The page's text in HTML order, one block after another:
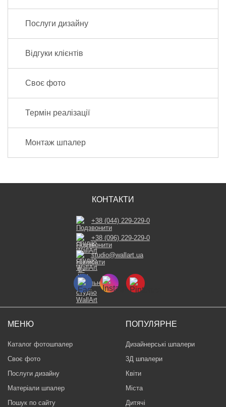
Послуги дизайну
Відгуки клієнтів
Своє фото
Термін реалізації
Монтаж шпалер
МЕНЮ
Каталог фотошпалер
Своє фото
Послуги дизайну
Матеріали шпалер
Пошук по сайту
ПОПУЛЯРНЕ
Дизайнерські шпалери
3Д шпалери
Квіти
Міста
Дитячі
КОНТАКТИ
+38 (044) 229-229-0
+38 (096) 229-229-0
studio@wallart.ua